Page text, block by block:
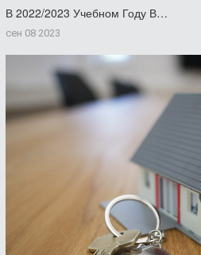
В 2022/2023 Учебном Году В…
сен 08 2023